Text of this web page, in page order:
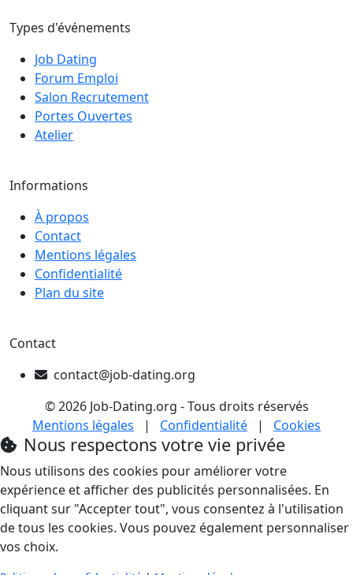
Types d'événements
Job Dating
Forum Emploi
Salon Recrutement
Portes Ouvertes
Atelier
Informations
À propos
Contact
Mentions légales
Confidentialité
Plan du site
Contact
contact@job-dating.org
© 2026 Job-Dating.org - Tous droits réservés
Mentions légales
| Confidentialité | Cookies
Nous respectons votre vie privée
Nous utilisons des cookies pour améliorer votre
expérience et afficher des publicités personnalisées. En
cliquant sur "Accepter tout", vous consentez à l'utilisation
de tous les cookies. Vous pouvez également personnaliser
vos choix.